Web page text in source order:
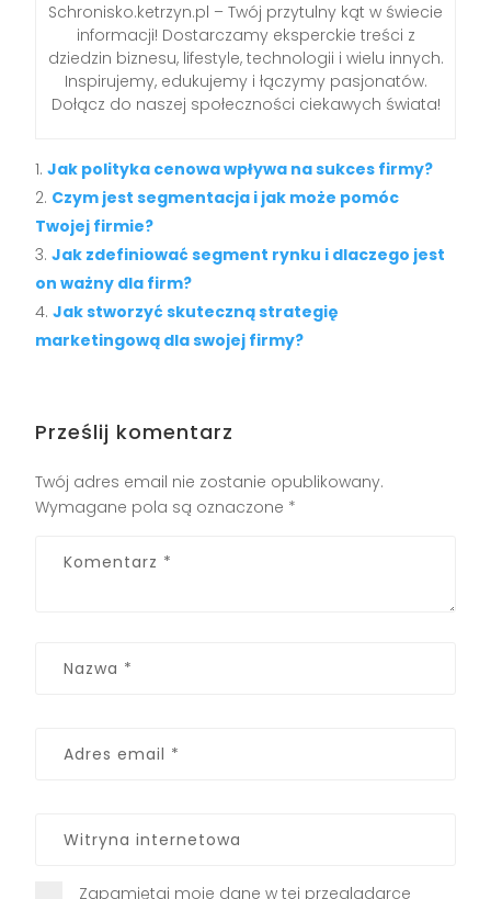
Schronisko.ketrzyn.pl – Twój przytulny kąt w świecie
informacji! Dostarczamy eksperckie treści z
dziedzin biznesu, lifestyle, technologii i wielu innych.
Inspirujemy, edukujemy i łączymy pasjonatów.
Dołącz do naszej społeczności ciekawych świata!
Jak polityka cenowa wpływa na sukces firmy?
Czym jest segmentacja i jak może pomóc
Twojej firmie?
Jak zdefiniować segment rynku i dlaczego jest
on ważny dla firm?
Jak stworzyć skuteczną strategię
marketingową dla swojej firmy?
Prześlij komentarz
Twój adres email nie zostanie opublikowany.
Wymagane pola są oznaczone *
Zapamiętaj moje dane w tej przeglądarce